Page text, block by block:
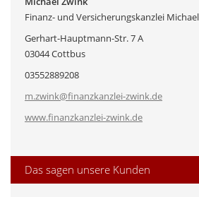
Finanz- und Versicherungskanzlei
Gerhart-Hauptmann-Str. 7 A
03044 Cottbus
03552889208
m.zwink@finanzkanzlei-zwink.de
www.finanzkanzlei-zwink.de
Das sagen unsere Kunden